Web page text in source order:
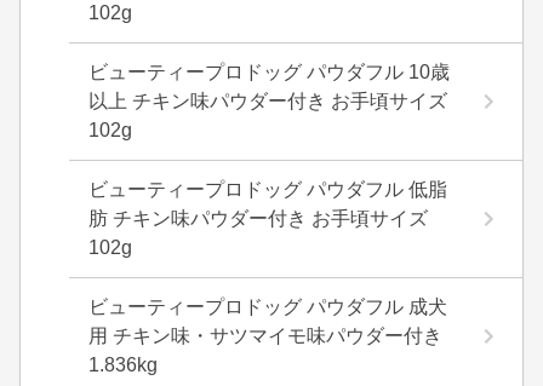
102g
ビューティープロドッグ パウダフル 10歳
以上 チキン味パウダー付き お手頃サイズ
102g
ビューティープロドッグ パウダフル 低脂
肪 チキン味パウダー付き お手頃サイズ
102g
ビューティープロドッグ パウダフル 成犬
用 チキン味・サツマイモ味パウダー付き
1.836kg